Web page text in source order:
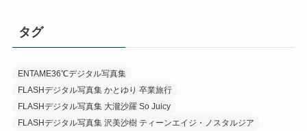
タグ
ENTAME36℃デジタル写真集
FLASHデジタル写真集 かとゆり 卒業旅行
FLASHデジタル写真集 大瀧沙羅 So Juicy
FLASHデジタル写真集 沢美沙樹 ティーンエイジ・ノスタルジア